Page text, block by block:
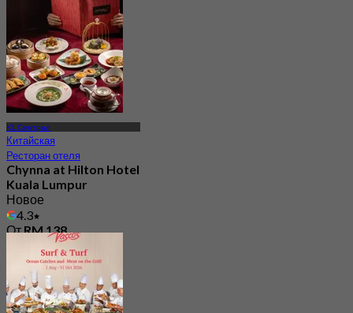
KL Сентрал
Китайская
Ресторан отеля
Chynna at Hilton Hotel
Kuala Lumpur
Новое
4.3
ОтRM 138